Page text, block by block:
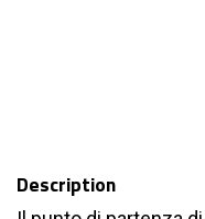
Description